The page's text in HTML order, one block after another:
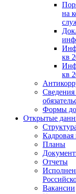
на
кв
кв
Сведения
Формы
Открытые
Кадровая
Планы
Отчеты
Вакансии